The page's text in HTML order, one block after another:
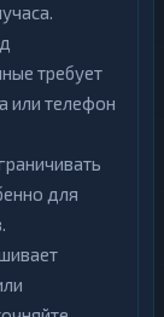
требует
или телефон
для